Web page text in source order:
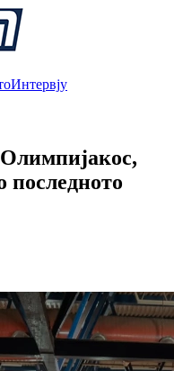
Интервју
последното